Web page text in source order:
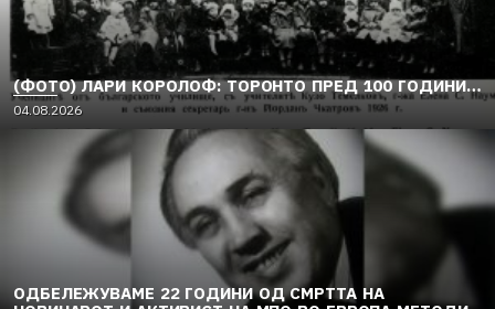
(ФОТО) ЛАРИ КОРОЛОФ: ТОРОНТО ПРЕД 100 ГОДИНИ…
04.08.2026
ОДБЕЛЕЖУВАМЕ 22 ГОДИНИ ОД СМРТТА НА